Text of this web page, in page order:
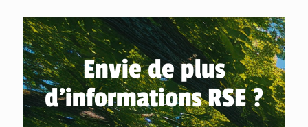
Envie de plus
d’informations RSE ?